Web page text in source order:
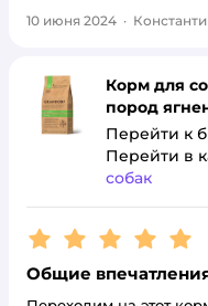
10 июня 2024 ·
Корм для
пород
Перейти к
Перейти в
собак
Рейтинг:5
Общие